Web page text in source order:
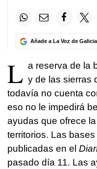
Añade a La Voz de
L a reserva de la
y de las sierras
todavía no cuenta
eso no le impedirá
ayudas que ofrece
territorios. Las
publicadas en el
pasado día 11. Las